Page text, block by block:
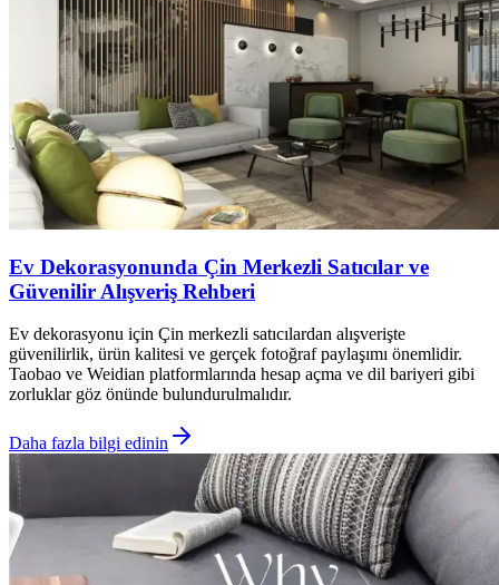
Ev Dekorasyonunda Çin Merkezli Satıcılar ve
Güvenilir Alışveriş Rehberi
Ev dekorasyonu için Çin merkezli satıcılardan alışverişte
güvenilirlik, ürün kalitesi ve gerçek fotoğraf paylaşımı önemlidir.
Taobao ve Weidian platformlarında hesap açma ve dil bariyeri gibi
zorluklar göz önünde bulundurulmalıdır.
Daha fazla bilgi edinin